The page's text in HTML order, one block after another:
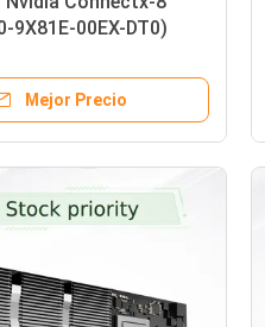
9X81E-00EX-DT0)
Ib
Mejor Precio